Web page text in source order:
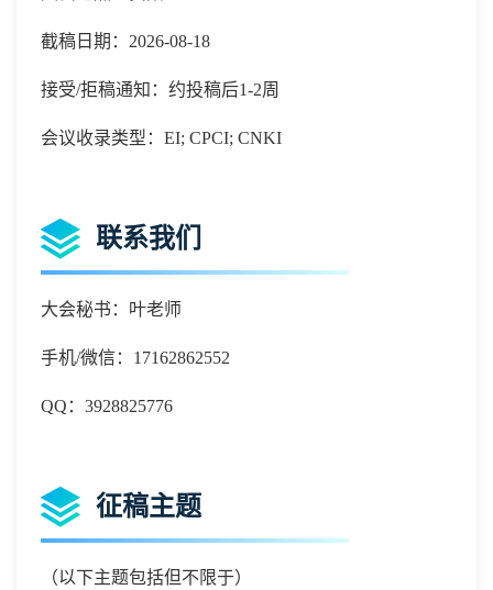
截稿日期：2026-08-18
接受/拒稿通知：约投稿后1-2周
会议收录类型：EI; CPCI; CNKI
联系我们
大会秘书：叶老师
手机/微信： 17162862552
QQ： 3928825776
征稿主题
（以下主题包括但不限于）